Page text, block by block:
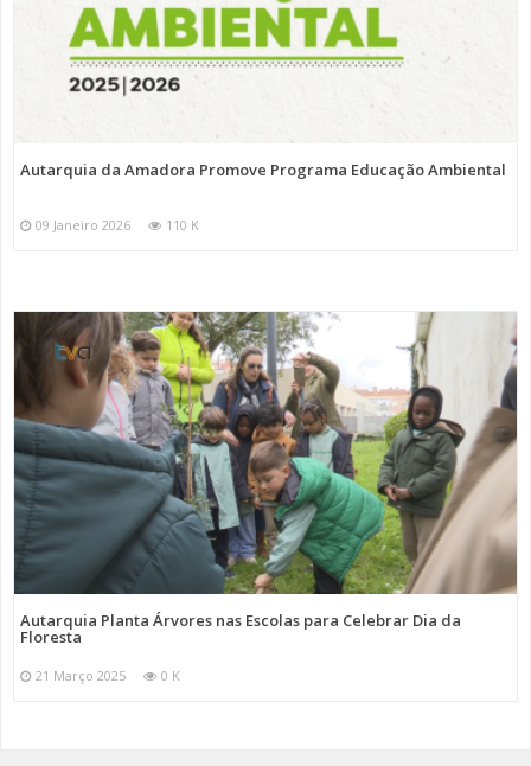
Autarquia da Amadora Promove Programa Educação Ambiental
09 Janeiro 2026 110 K
Autarquia Planta Árvores nas Escolas para Celebrar Dia da
Floresta
21 Março 2025 0 K